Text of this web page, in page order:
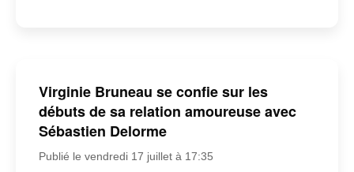
Virginie Bruneau se confie sur les
débuts de sa relation amoureuse avec
Sébastien Delorme
Publié le vendredi 17 juillet à 17:35